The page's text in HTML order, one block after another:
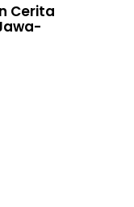
Cerita